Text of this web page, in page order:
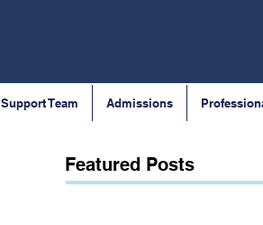
Team Admissions
Featured Posts